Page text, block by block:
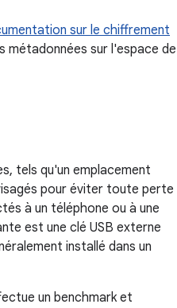
sur le chiffrement
métadonnées sur l'espace de
tels qu'un emplacement
pour éviter toute perte
à un téléphone ou à une
est une clé USB externe
installé dans un
un benchmark et